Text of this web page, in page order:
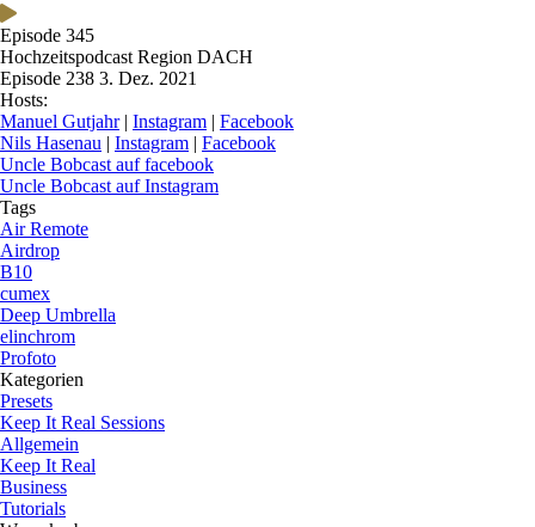
Episode 345
Hochzeitspodcast Region DACH
Episode 238 3. Dez. 2021
Hosts:
Manuel Gutjahr| Instagram | Facebook
Nils Hasenau | Instagram | Facebook
Uncle Bobcast auf facebook
Uncle Bobcast auf Instagram
Tags
Air Remote
Airdrop
B10
cumex
Deep Umbrella
elinchrom
Profoto
Kategorien
Presets
Keep It Real Sessions
Allgemein
Keep It Real
Business
Tutorials